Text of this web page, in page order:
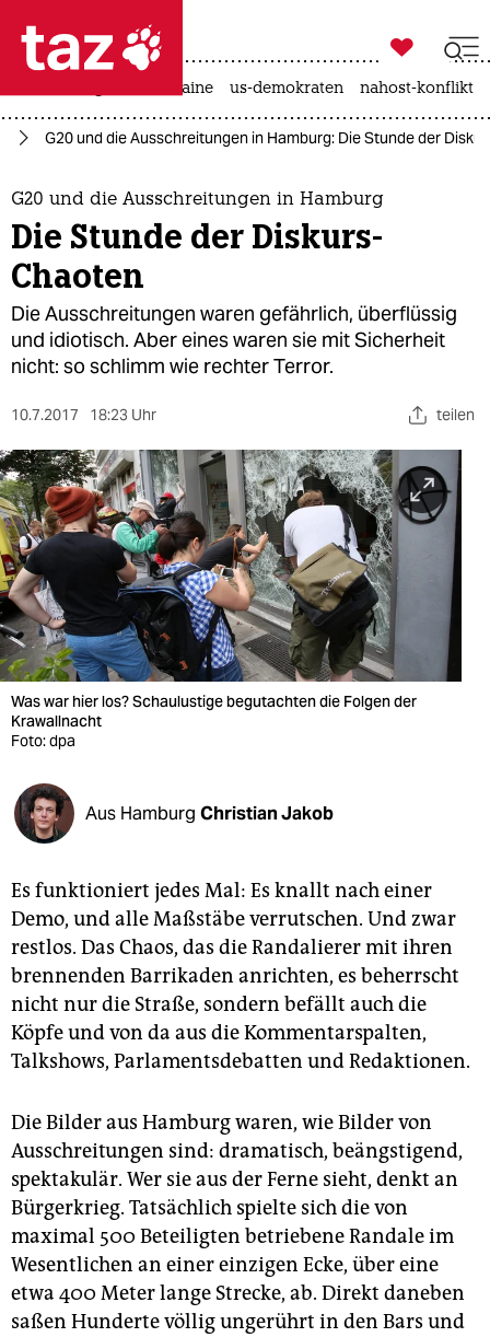
 taz zahl ich
taz zahl ich
themen
politik
öko
gesellschaft
sport
berlin
nord
wahrheit
verlag
verlag
veranstaltungen
fragen & hilfe
abo
genossenschaft
epaper login

taz zahl ich
krieg in der ukraine us-demokraten nahost-konflikt
G20 und die Ausschreitungen in Hamburg: Die Stunde der
G20 und die Ausschreitungen in Hamburg
Die Stunde der Diskurs-
Chaoten
Die Ausschreitungen waren gefährlich, überflüssig
und idiotisch. Aber eines waren sie mit Sicherheit
nicht: so schlimm wie rechter Terror.
10.7.2017 18:23 Uhr teilen
Was war hier los? Schaulustige begutachten die Folgen der
Krawallnacht
Foto: dpa
Aus Hamburg Christian Jakob
Es funktioniert jedes Mal: Es knallt nach einer
Demo, und alle Maßstäbe verrutschen. Und zwar
restlos. Das Chaos, das die Randalierer mit ihren
brennenden Barrikaden anrichten, es beherrscht
nicht nur die Straße, sondern befällt auch die
Köpfe und von da aus die Kommentarspalten,
Talkshows, Parlamentsdebatten und Redaktionen.
Die Bilder aus Hamburg waren, wie Bilder von
Ausschreitungen sind: dramatisch, beängstigend,
spektakulär. Wer sie aus der Ferne sieht, denkt an
Bürgerkrieg. Tatsächlich spielte sich die von
maximal 500 Beteiligten betriebene Randale im
Wesentlichen an einer einzigen Ecke, über eine
etwa 400 Meter lange Strecke, ab. Direkt daneben
saßen Hunderte völlig ungerührt in den Bars und